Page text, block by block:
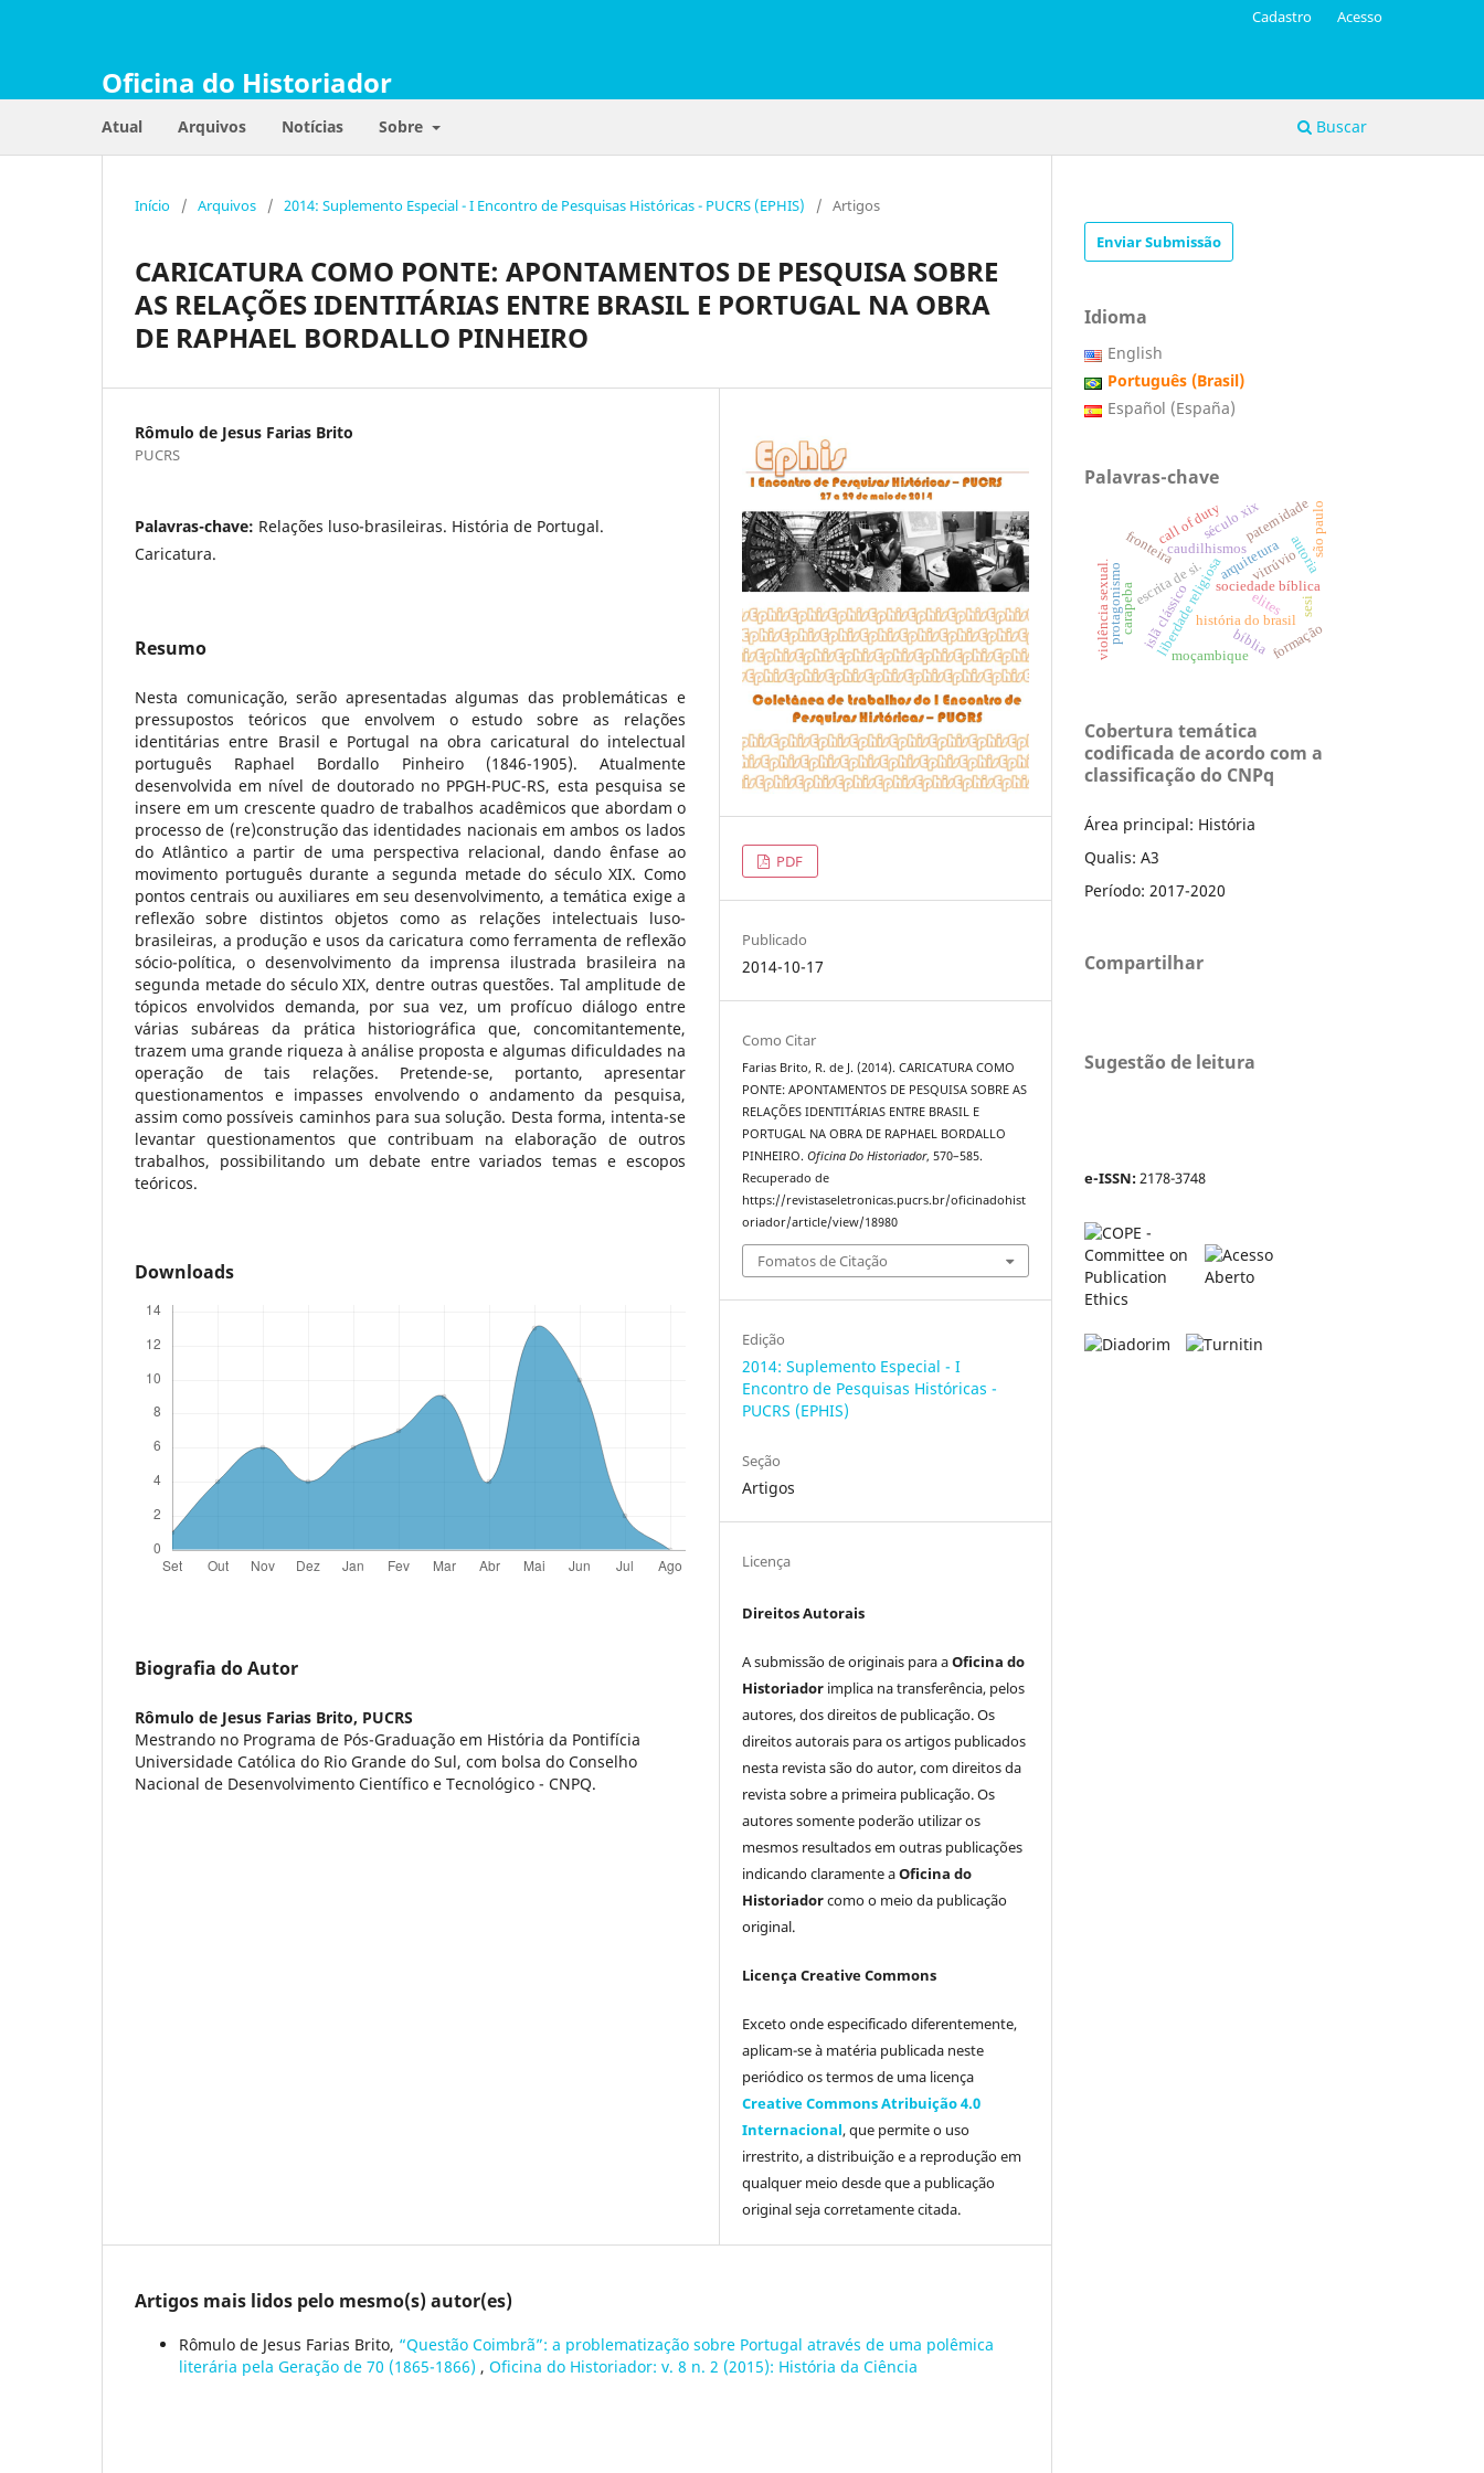
Oficina do Historiador
Atual Arquivos Notícias Sobre Buscar
Cadastro Acesso
Início / Arquivos / 2014: Suplemento Especial - I Encontro de Pesquisas Históricas - PUCRS (EPHIS) / Artigos
CARICATURA COMO PONTE: APONTAMENTOS DE PESQUISA SOBRE
AS RELAÇÕES IDENTITÁRIAS ENTRE BRASIL E PORTUGAL NA OBRA
DE RAPHAEL BORDALLO PINHEIRO
Rômulo de Jesus Farias Brito
PUCRS
Palavras-chave: Relações luso-brasileiras. História de Portugal.
Caricatura.
Resumo
Nesta comunicação, serão apresentadas algumas das problemáticas e
pressupostos teóricos que envolvem o estudo sobre as relações
identitárias entre Brasil e Portugal na obra caricatural do intelectual
português Raphael Bordallo Pinheiro (1846-1905). Atualmente
desenvolvida em nível de doutorado no PPGH-PUC-RS, esta pesquisa se
insere em um crescente quadro de trabalhos acadêmicos que abordam o
processo de (re)construção das identidades nacionais em ambos os lados
do Atlântico a partir de uma perspectiva relacional, dando ênfase ao
movimento português durante a segunda metade do século XIX. Como
pontos centrais ou auxiliares em seu desenvolvimento, a temática exige a
reflexão sobre distintos objetos como as relações intelectuais luso-
brasileiras, a produção e usos da caricatura como ferramenta de reflexão
sócio-política, o desenvolvimento da imprensa ilustrada brasileira na
segunda metade do século XIX, dentre outras questões. Tal amplitude de
tópicos envolvidos demanda, por sua vez, um profícuo diálogo entre
várias subáreas da prática historiográfica que, concomitantemente,
trazem uma grande riqueza à análise proposta e algumas dificuldades na
operação de tais relações. Pretende-se, portanto, apresentar
questionamentos e impasses envolvendo o andamento da pesquisa,
assim como possíveis caminhos para sua solução. Desta forma, intenta-se
levantar questionamentos que contribuam na elaboração de outros
trabalhos, possibilitando um debate entre variados temas e escopos
teóricos.
Downloads
Biografia do Autor
Rômulo de Jesus Farias Brito, PUCRS
Mestrando no Programa de Pós-Graduação em História da Pontifícia
Universidade Católica do Rio Grande do Sul, com bolsa do Conselho
Nacional de Desenvolvimento Científico e Tecnológico - CNPQ.
PDF
Publicado
2014-10-17
Como Citar
Farias Brito, R. de J. (2014). CARICATURA COMO
PONTE: APONTAMENTOS DE PESQUISA SOBRE AS
RELAÇÕES IDENTITÁRIAS ENTRE BRASIL E
PORTUGAL NA OBRA DE RAPHAEL BORDALLO
PINHEIRO.Oficina Do Historiador, 570–585.
Recuperado de
https://revistaseletronicas.pucrs.br/oficinadohist
oriador/article/view/18980
Fomatos de Citação
Edição
2014: Suplemento Especial - I
Encontro de Pesquisas Históricas -
PUCRS (EPHIS)
Seção
Artigos
Licença
Direitos Autorais
A submissão de originais para aOficina do
Historiador implica na transferência, pelos
autores, dos direitos de publicação. Os
direitos autorais para os artigos publicados
nesta revista são do autor, com direitos da
revista sobre a primeira publicação. Os
autores somente poderão utilizar os
mesmos resultados em outras publicações
indicando claramente aOficina do
Historiadorcomo o meio da publicação
original.
Licença Creative Commons
Exceto onde especificado diferentemente,
aplicam-se à matéria publicada neste
periódico os termos de uma licença
Creative Commons Atribuição 4.0
Internacional, que permite o uso
irrestrito, a distribuição e a reprodução em
qualquer meio desde que a publicação
original seja corretamente citada.
Artigos mais lidos pelo mesmo(s) autor(es)
Rômulo de Jesus Farias Brito, “Questão Coimbrã”: a problematização sobre Portugal através de uma polêmica
literária pela Geração de 70 (1865-1866) , Oficina do Historiador: v. 8 n. 2 (2015): História da Ciência
Enviar Submissão
Idioma
English
Português (Brasil)
Español (España)
Palavras-chave
história do brasil
elites
bíblia
liberdade religiosasociedade bíblica
arquitetura
vitrúvio
escrita de si.
caudilhismos
fronteira
carapeba
protagonismo
violência sexual.
autoria
call of dutyséculo xix
islã clássico
são paulo
sesi
paternidade
moçambique formação
Cobertura temática
codificada de acordo com a
classificação do CNPq
Área principal: História
Qualis: A3
Período: 2017-2020
Compartilhar
Sugestão de leitura
e-ISSN:2178-3748